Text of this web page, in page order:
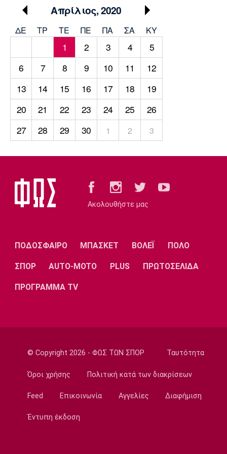
Πολιτισμός
Τραγούδια
Running
Media
Παρασκήνιο
Πρόγραμμα TV
Μπαρτσελόνα
Ρεάλ
Μαδρίτης
Ατλέτικο
Μαδρίτης
Γιουνάιτεντ
Ίντερ
Μπορούσια
Ντόρτμουντ
Παρί Σεν
Ζερμέν
Μαρσέιγ
Απρίλιος, 2020
ΔΕ ΤΡ TΕ ΠΕ ΠΑ ΣΑ ΚΥ
1 2 3 4
5
6
7 8 9 10 11
12
13
14 15 16 17 18
19
20
21 22 23 24 25
26
27
28 29 30 1 2 3
Ακολουθήστε μας
ΠΟΔΟΣΦΑΙΡΟ ΜΠΑΣΚΕΤ ΒΟΛΕΪ ΠΟΛΟ
ΣΠΟΡ AUTO-MOTO PLUS ΠΡΩΤΟΣΕΛΙΔΑ
ΠΡΟΓΡΑΜΜΑ TV
© Copyright 2026 - ΦΩΣ ΤΩΝ ΣΠΟΡ Ταυτότητα
Όροι χρήσης Πολιτική κατά των διακρίσεων
Feed Επικοινωνία Αγγελίες Διαφήμιση
Έντυπη έκδοση